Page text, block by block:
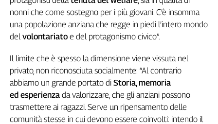
Newsletter
nonni che come sostegno per i più giovani. C’è insomma
una popolazione anziana che regge in piedi l’intero mondo
del volontariato e del protagonismo civico”.
Il limite che è spesso la dimensione viene vissuta nel
privato, non riconosciuta socialmente: “Al contrario
abbiamo un grande portato di Storia, memoria
ed esperienza da valorizzare, che gli anziani possono
trasmettere ai ragazzi. Serve un ripensamento delle
comunità stesse in cui devono essere coinvolti: intendo il